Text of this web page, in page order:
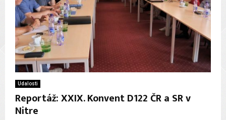
Udalosti
Reportáž: XXIX. Konvent D122 ČR a SR v
Nitre